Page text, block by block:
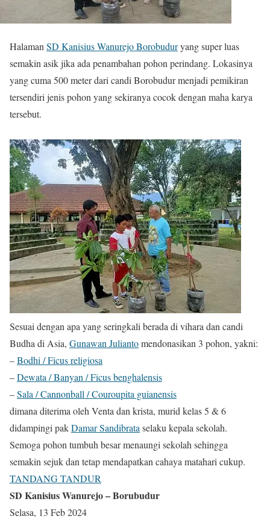
Halaman SD Kanisius Wanurejo Borobuduryang super luas
semakin asik jika ada penambahan pohon perindang. Lokasinya
yang cuma 500 meter dari candi Borobudur menjadi pemikiran
tersendiri jenis pohon yang sekiranya cocok dengan maha karya
tersebut.
Sesuai dengan apa yang seringkali berada di vihara dan candi
Budha di Asia, Gunawan Juliantomendonasikan 3 pohon, yakni:
–Bodhi / Ficus religiosa
–Dewata / Banyan / Ficus benghalensis
–Sala / Cannonball / Couroupita guianensis
dimana diterima oleh Venta dan krista, murid kelas 5 & 6
didampingi pakDamar Sandibrata selaku kepala sekolah.
Semoga pohon tumbuh besar menaungi sekolah sehingga
semakin sejuk dan tetap mendapatkan cahaya matahari cukup.
TANDANG TANDUR
SD Kanisius Wanurejo – Borubudur
Selasa, 13 Feb 2024